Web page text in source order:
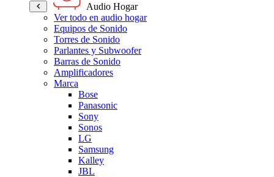
Audio Hogar
Ver todo en audio hogar
Equipos de Sonido
Torres de Sonido
Parlantes y Subwoofer
Barras de Sonido
Amplificadores
Marca
Bose
Panasonic
Sony
Sonos
LG
Samsung
Kalley
JBL